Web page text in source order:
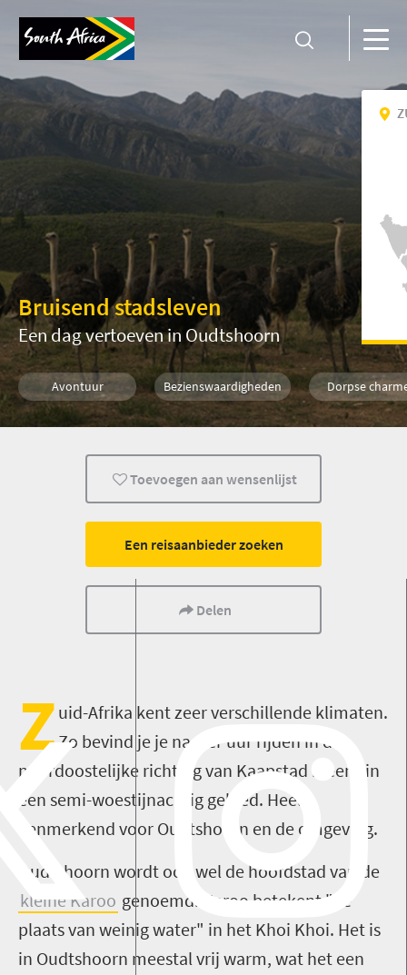
Bruisend stadsleven
Een dag vertoeven in Oudtshoorn
Avontuur Bezienswaardigheden Dorpse
Geschiedenis Oudtshoorn Activiteiten
Toevoegen aan wensenlijst
Een reisaanbieder zoeken
Delen
Z uid-Afrika kent zeer verschillende klimaten.
Zo bevind je je na vier uur rijden in de
noordoostelijke richting van Kaapstad ineens in
een semi-woestijnachtig gebied. Heel
kenmerkend voor Oudtshoorn en de omgeving.
Oudtshoorn wordt ook wel de hoofdstad van de
kleine Karoo genoemd. Karoo betekent "de
plaats van weinig water" in het Khoi Khoi. Het is
in Oudtshoorn meestal vrij warm, wat het een